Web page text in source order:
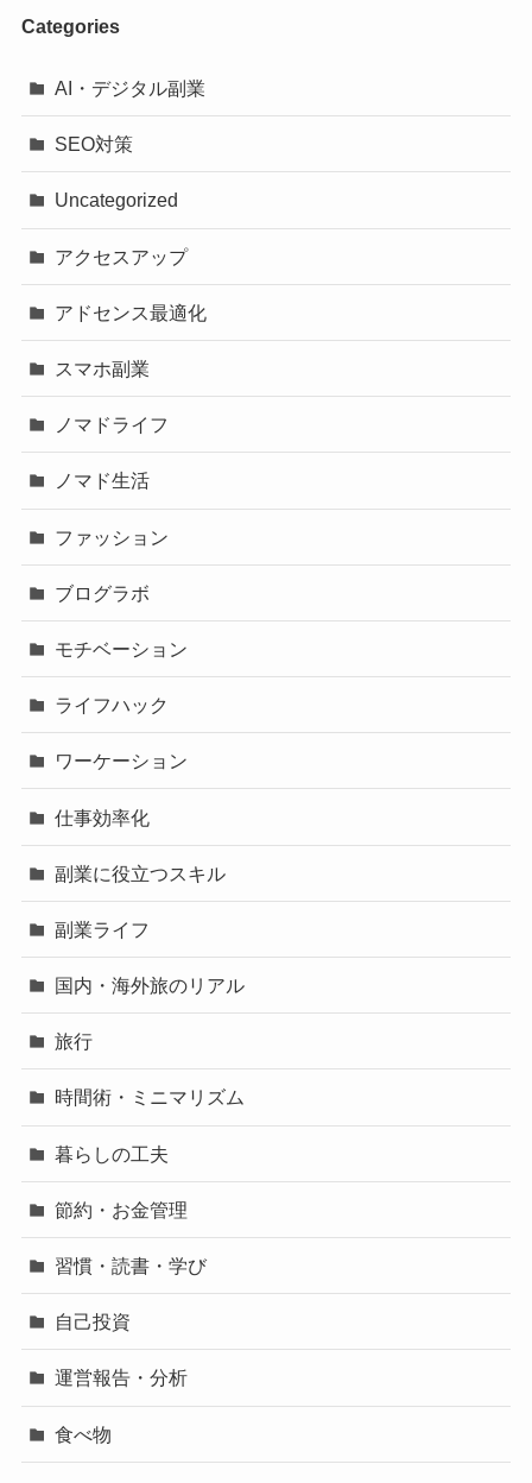
Categories
AI・デジタル副業
SEO対策
Uncategorized
アクセスアップ
アドセンス最適化
スマホ副業
ノマドライフ
ノマド生活
ファッション
ブログラボ
モチベーション
ライフハック
ワーケーション
仕事効率化
副業に役立つスキル
副業ライフ
国内・海外旅のリアル
旅行
時間術・ミニマリズム
暮らしの工夫
節約・お金管理
習慣・読書・学び
自己投資
運営報告・分析
食べ物